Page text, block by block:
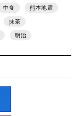
中食 熊本地震
抹茶
明治